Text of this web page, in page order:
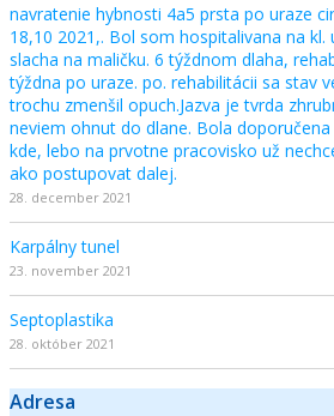
navratenie hybnosti 4a5 prsta po uraze
18,10 2021,. Bol som hospitalivana na kl.
slacha na maličku. 6 týždnom dlaha,
týždna po uraze. po. rehabilitácii sa stav
trochu zmenšil opuch.Jazva je tvrda
neviem ohnut do dlane. Bola
kde, lebo na prvotne pracovisko už
ako postupovat dalej.
28. december 2021
Karpálny tunel
23. november 2021
Septoplastika
28. október 2021
Adresa